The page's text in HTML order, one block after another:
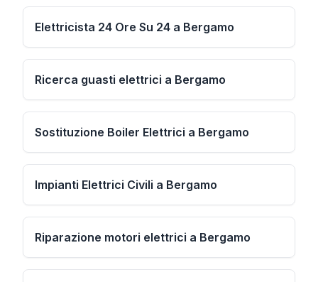
Elettricista 24 Ore Su 24 a Bergamo
Ricerca guasti elettrici a Bergamo
Sostituzione Boiler Elettrici a Bergamo
Impianti Elettrici Civili a Bergamo
Riparazione motori elettrici a Bergamo